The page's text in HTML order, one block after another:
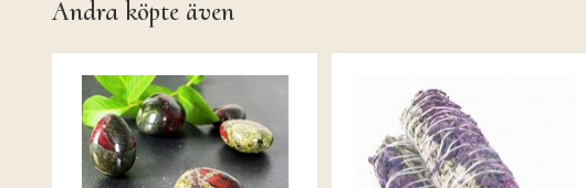
Andra köpte även